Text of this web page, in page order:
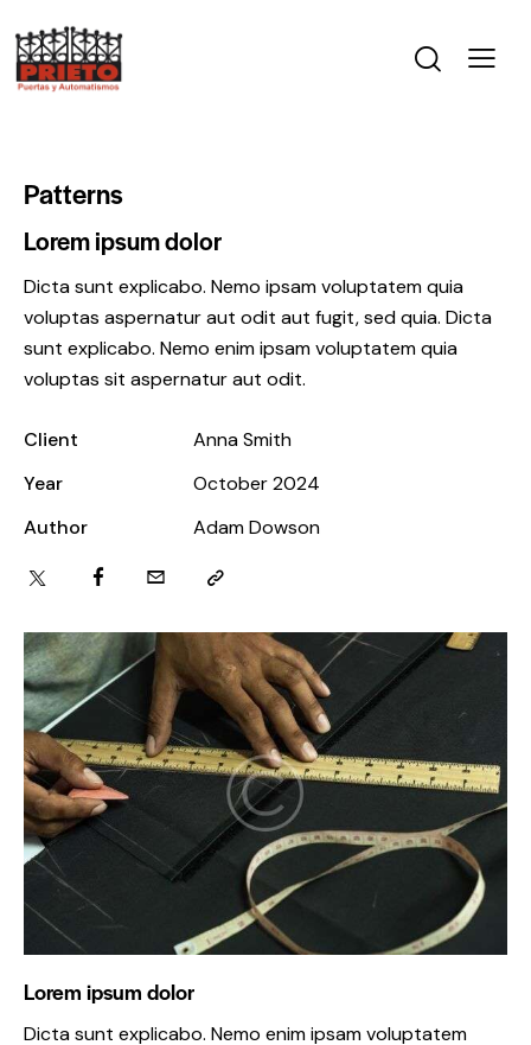
Patterns
Lorem ipsum dolor
Dicta sunt explicabo. Nemo enim ipsam voluptatem
Lorem ipsum dolor
Dicta sunt explicabo. Nemo ipsam voluptatem quia
voluptas aspernatur aut odit aut fugit, sed quia. Dicta
sunt explicabo. Nemo enim ipsam voluptatem quia
voluptas sit aspernatur aut odit.
Client
Anna Smith
Year
October 2024
Author
Adam Dowson